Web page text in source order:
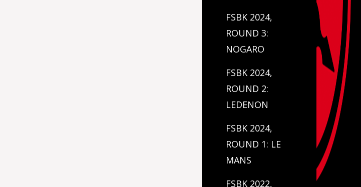
FSBK 2024,
ROUND 3:
NOGARO
FSBK 2024,
ROUND 2:
LEDENON
FSBK 2024,
ROUND 1: LE
MANS
FSBK 2022,